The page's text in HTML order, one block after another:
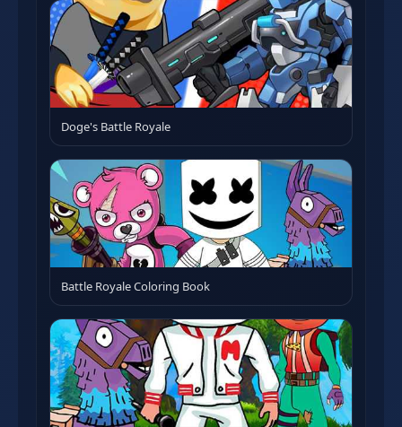
Doge's Battle Royale
Battle Royale Coloring Book